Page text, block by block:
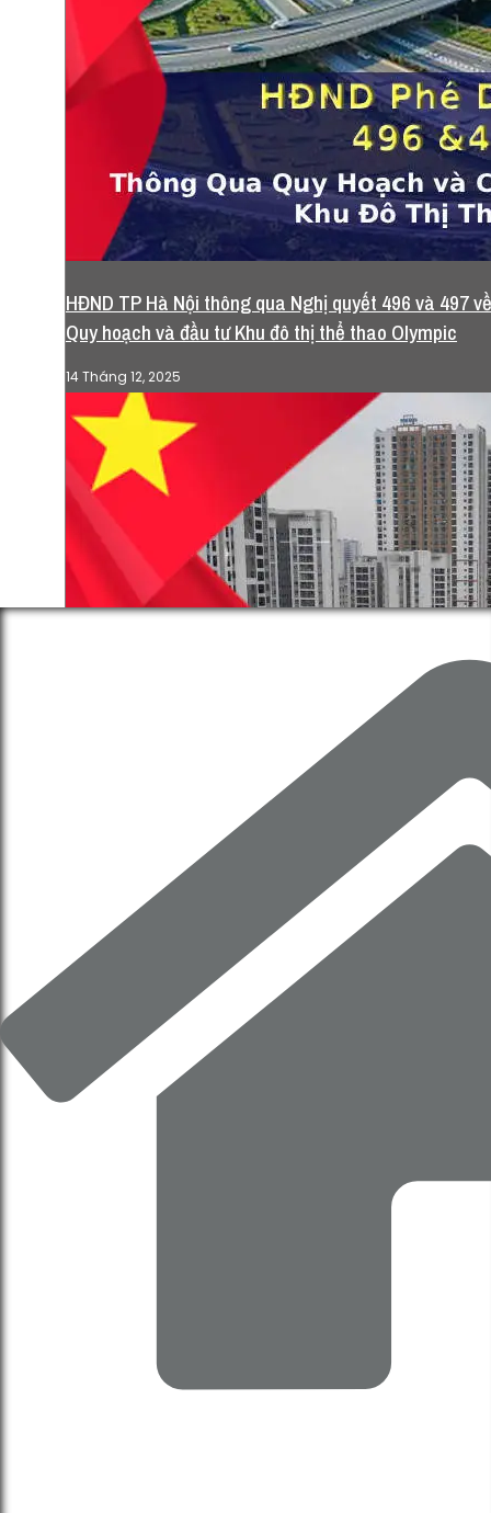
HĐND TP Hà Nội thông qua Nghị quyết 496 và 497 về
Quy hoạch và đầu tư Khu đô thị thể thao Olympic
14 Tháng 12, 2025
HĐND TP Hà Nội xem xét chủ trương đầu tư và quy